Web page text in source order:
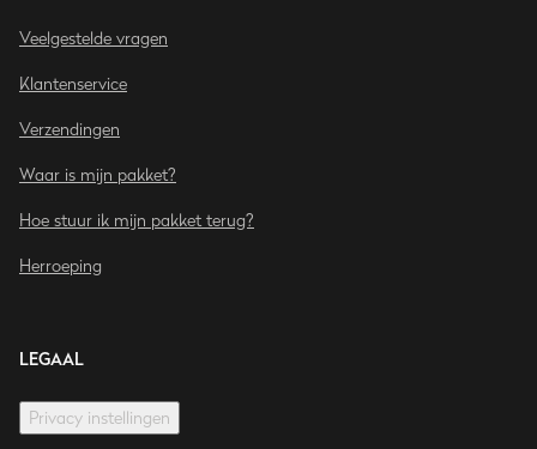
Veelgestelde vragen
Klantenservice
Verzendingen
Waar is mijn pakket?
Hoe stuur ik mijn pakket terug?
Herroeping
LEGAAL
Privacy instellingen